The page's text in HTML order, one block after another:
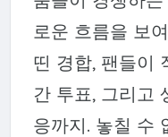
로운 흐름을 보
띤 경합, 팬들이
간 투표, 그리고
응까지. 놓칠 수